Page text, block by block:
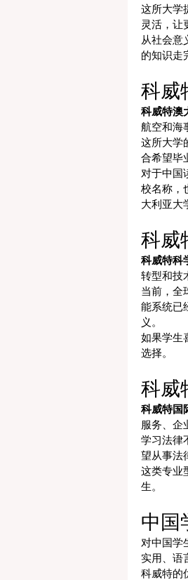
这所大学
灵活，让
从社会意
的知识走
科威
科威特澳
航空和海
这所大学
合希望毕
对于中国
校名称，
大利亚大
科威
科威特科
转型和技
当前，全
能系统已
义。
如果学生
选择。
科威
科威特国
服务、企
学习法律
望从事法
这类专业
生。
中国
对中国学
实用、语
科威特的